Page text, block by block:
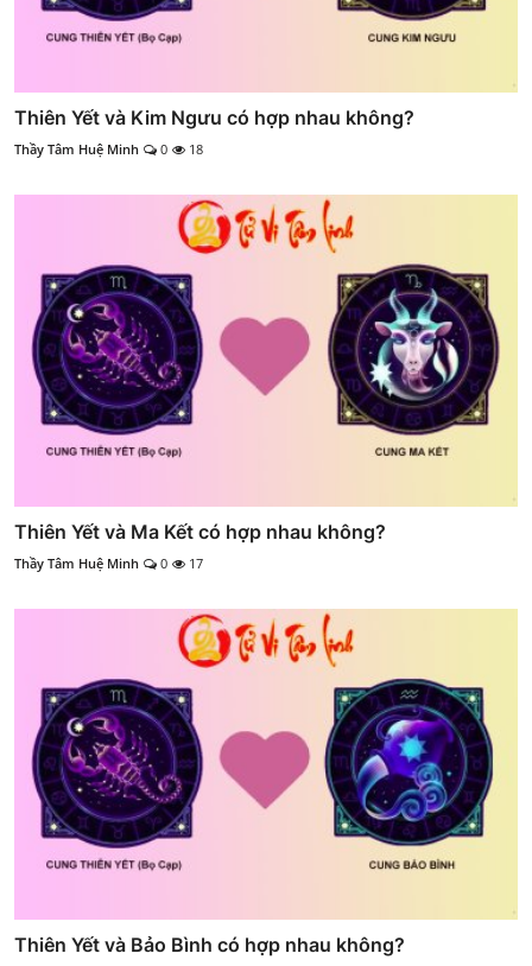
Thiên Yết và Kim Ngưu có hợp nhau không?
Thầy Tâm Huệ Minh 0 18
Thiên Yết và Ma Kết có hợp nhau không?
Thầy Tâm Huệ Minh 0 17
Thiên Yết và Bảo Bình có hợp nhau không?